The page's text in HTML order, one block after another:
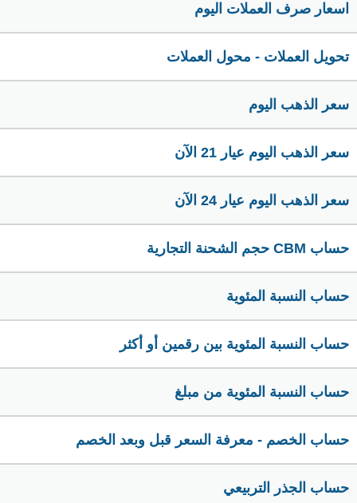
اسعار صرف العملات اليوم
تحويل العملات - محول العملات
سعر الذهب اليوم
سعر الذهب اليوم عيار 21 الآن
سعر الذهب اليوم عيار 24 الآن
حساب CBM حجم الشحنة التجارية
حساب النسبة المئوية
حساب النسبة المئوية بين رقمين أو أكثر
حساب النسبة المئوية من مبلغ
حساب الخصم - معرفة السعر قبل وبعد الخصم
حساب الجذر التربيعي